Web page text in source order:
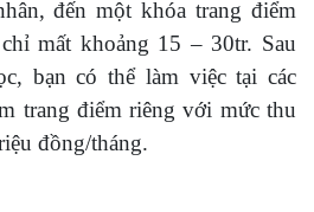
đến một khóa trang điểm
mất khoảng 15 – 30tr. Sau
bạn có thể làm việc tại các
trang điểm riêng với mức thu
đồng/tháng.